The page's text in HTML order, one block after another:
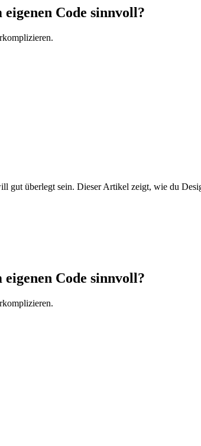
Code sinnvoll?
überlegt sein. Dieser Artikel zeigt, wie du
Code sinnvoll?